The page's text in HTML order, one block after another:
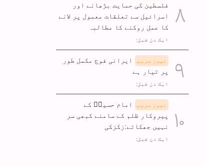
فلسطین کی حمایت بڑھانے اور
اسرائیل سے تعلقات معمول پر لانے
کا عمل روکنے کا مطالبہ
ایک دن قبل:
نیوز سروس
ایرانی فوج مکمل طور
پر تیار ہے
ایک دن قبل:
نیوز سروس
امام حسینؑ کے
پیروکار ظلم کے سامنے کبھی سر
نہیں جھکاتے:زکزکی
ایک دن قبل: